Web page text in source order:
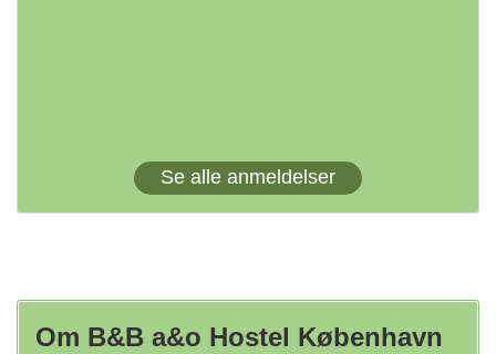
Se alle anmeldelser
Om B&B a&o Hostel København